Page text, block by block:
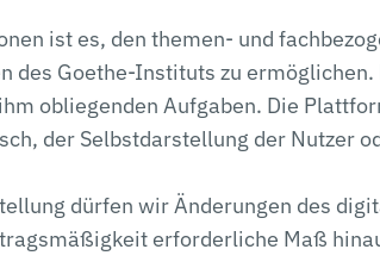
ist es, den themen- und
des Goethe-Instituts zu
obliegenden Aufgaben. Die
der Selbstdarstellung der Nutzer
dürfen wir Änderungen des
erforderliche Maß